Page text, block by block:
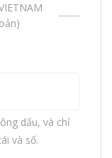
dấu, và chỉ
và số.